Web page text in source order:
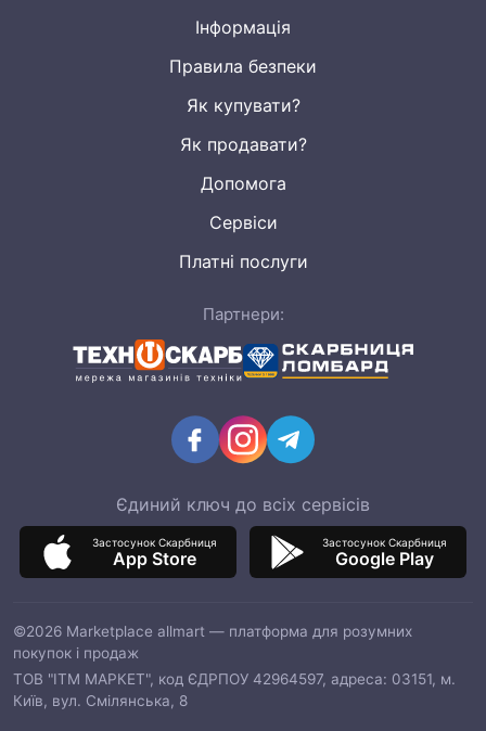
Інформація
Правила безпеки
Як купувати?
Як продавати?
Допомога
Сервіси
Платні послуги
Партнери:
Єдиний ключ до всіх сервісів
Застосунок Скарбниця
App Store
Застосунок Скарбниця
Google Play
©2026 Marketplace allmart — платформа для розумних
покупок і продаж
ТОВ "ІТМ МАРКЕТ", код ЄДРПОУ 42964597, адреса: 03151, м.
Київ, вул. Смілянська, 8